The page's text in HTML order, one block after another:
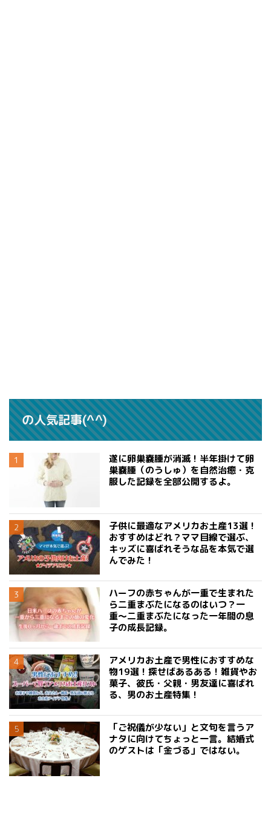
の人気記事(^^)
遂に卵巣嚢腫が消滅！半年掛けて卵
巣嚢腫（のうしゅ）を自然治癒・克
服した記録を全部公開するよ。
子供に最適なアメリカお土産13選！
おすすめはどれ？ママ目線で選ぶ、
キッズに喜ばれそうな品を本気で選
んでみた！
ハーフの赤ちゃんが一重で生まれた
ら二重まぶたになるのはいつ？一
重〜二重まぶたになった一年間の息
子の成長記録。
アメリカお土産で男性におすすめな
物19選！探せばあるある！雑貨やお
菓子、彼氏・父親・男友達に喜ばれ
る、男のお土産特集！
「ご祝儀が少ない」と文句を言うア
ナタに向けてちょっと一言。結婚式
のゲストは「金づる」ではない。